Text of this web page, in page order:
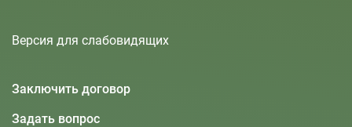
Версия для слабовидящих
Заключить договор
Задать вопрос